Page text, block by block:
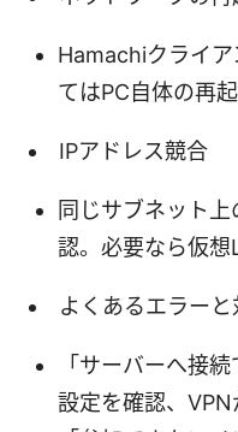
Hamachiクライア
てはPC自体の再
IPアドレス競合
同じサブネット
認。必要なら仮
よくあるエラーと
「サーバーへ接
設定を確認、